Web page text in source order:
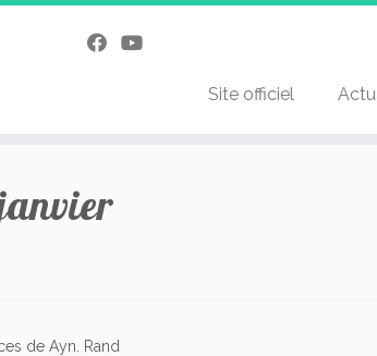
Site officiel
de Ayn. Rand